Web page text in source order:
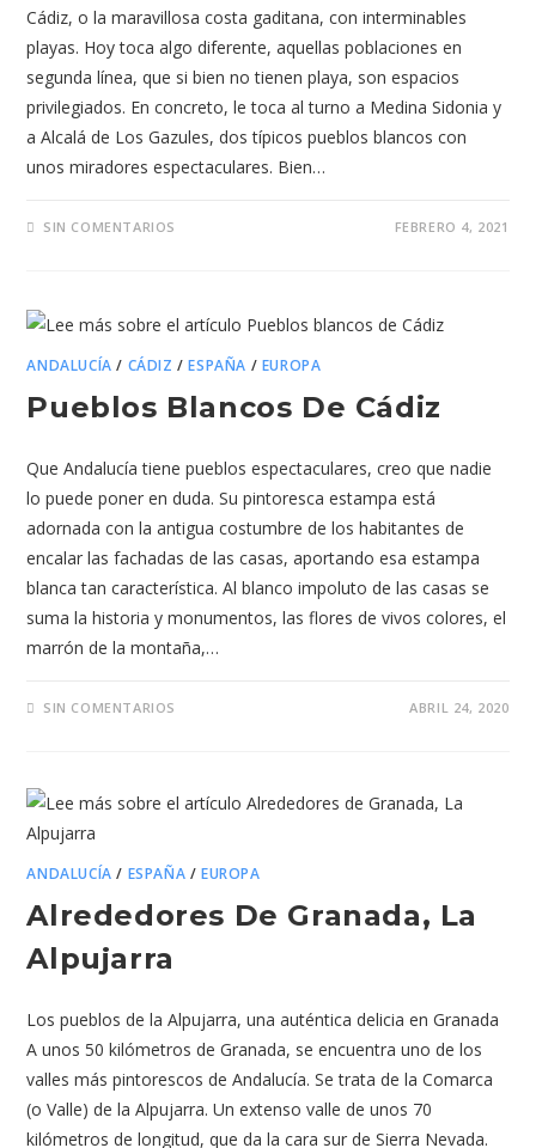
Cádiz, o la maravillosa costa gaditana, con interminables
playas. Hoy toca algo diferente, aquellas poblaciones en
segunda línea, que si bien no tienen playa, son espacios
privilegiados. En concreto, le toca al turno a Medina Sidonia y
a Alcalá de Los Gazules, dos típicos pueblos blancos con
unos miradores espectaculares. Bien…
SIN COMENTARIOS FEBRERO 4, 2021
ANDALUCÍA / CÁDIZ /ESPAÑA / EUROPA
Pueblos Blancos De Cádiz
Que Andalucía tiene pueblos espectaculares, creo que nadie
lo puede poner en duda. Su pintoresca estampa está
adornada con la antigua costumbre de los habitantes de
encalar las fachadas de las casas, aportando esa estampa
blanca tan característica. Al blanco impoluto de las casas se
suma la historia y monumentos, las flores de vivos colores, el
marrón de la montaña,…
SIN COMENTARIOS ABRIL 24, 2020
ANDALUCÍA / ESPAÑA /EUROPA
Alrededores De Granada, La
Alpujarra
Los pueblos de la Alpujarra, una auténtica delicia en Granada
A unos 50 kilómetros de Granada, se encuentra uno de los
valles más pintorescos de Andalucía. Se trata de la Comarca
(o Valle) de la Alpujarra. Un extenso valle de unos 70
kilómetros de longitud, que da la cara sur de Sierra Nevada.